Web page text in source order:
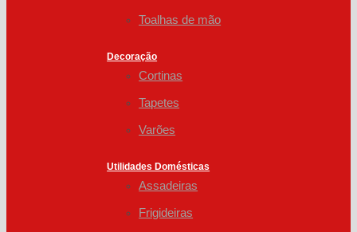
Toalhas de mão
Decoração
Cortinas
Tapetes
Varões
Utilidades Domésticas
Assadeiras
Frigideiras